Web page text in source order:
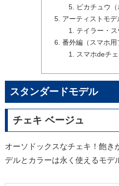
ピカチュウ（
アーティストモデ
テイラー・
番外編（スマホ用
スマホdeチ
スタンダードモデル
チェキ ベージュ
オーソドックスなチェキ！飽き
デルとカラーは永く使えるモデ